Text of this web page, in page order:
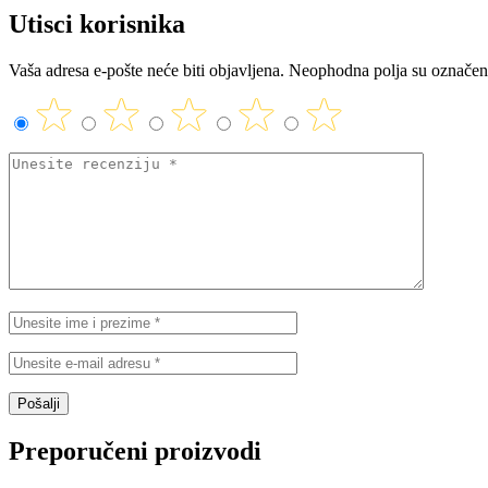
Utisci korisnika
Vaša adresa e-pošte neće biti objavljena. Neophodna polja su
Preporučeni proizvodi